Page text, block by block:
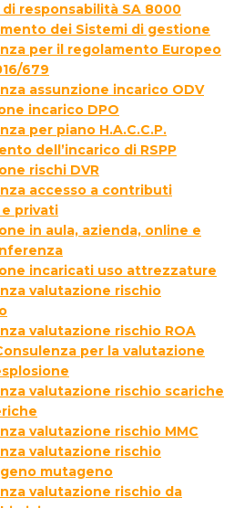
di responsabilità SA 8000
dei Sistemi di gestione
per il regolamento Europeo
679
assunzione incarico ODV
incarico DPO
per piano H.A.C.C.P.
dell’incarico di RSPP
rischi DVR
accesso a contributi
privati
in aula, azienda, online e
incaricati uso attrezzature
valutazione rischio
valutazione rischio ROA
per la valutazione
valutazione rischio scariche
valutazione rischio MMC
valutazione rischio
mutageno
valutazione rischio da